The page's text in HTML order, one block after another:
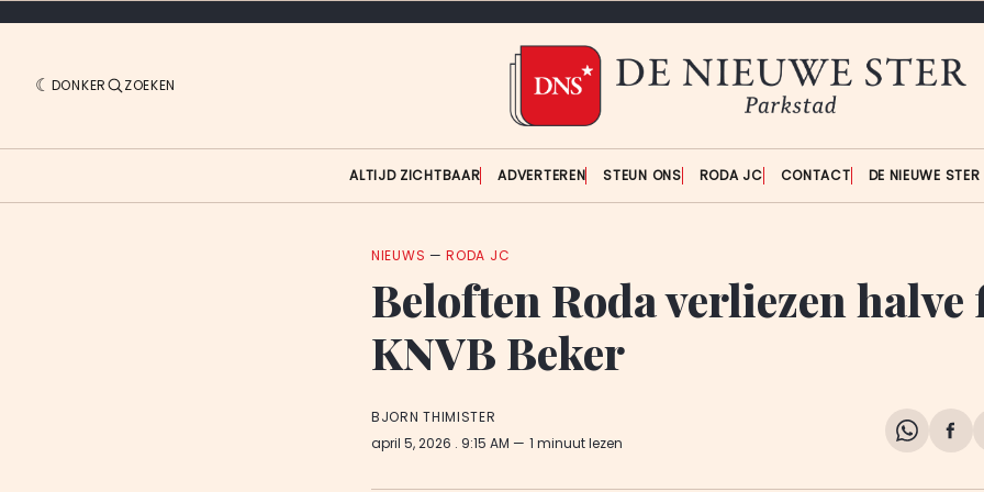
DONKER ZOEKEN
ALTIJD ZICHTBAAR ADVERTEREN STEUN ONS RODA JC CONTACT DE NIEUWE
NIEUWS —RODA JC
Beloften Roda verliezen halve
KNVB Beker
BJORN THIMISTER
april 5, 2026 . 9:15 AM 1 minuut lezen
Share